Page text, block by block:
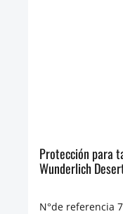
Protección para
Wunderlich
N°de referencia